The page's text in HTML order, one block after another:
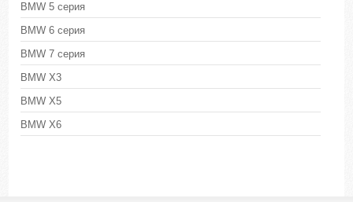
BMW 5 серия
BMW 6 серия
BMW 7 серия
BMW X3
BMW X5
BMW X6